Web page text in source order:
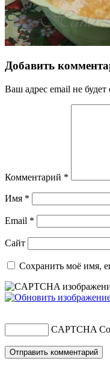
Добавить
Ваш адрес email не будет
Комментарий *
Имя *
Email *
Сайт
Сохранить моё имя,
CAPTCHA